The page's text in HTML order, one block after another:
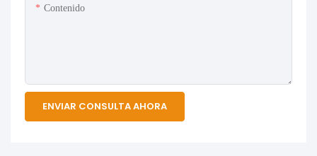
Contenido
ENVIAR CONSULTA AHORA